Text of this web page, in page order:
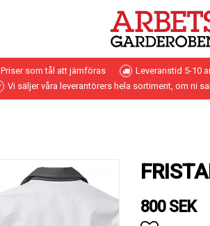
Priser som tål att jämföras Leveranstid 5-10
Vi säljer våra leverantörers hela sortiment, om ni
800 SEK